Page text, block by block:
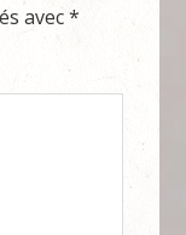
avec*